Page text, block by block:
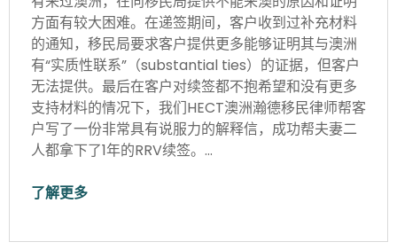
方面有较大困难。在递签期间，客户收到过补充材料
的通知，移民局要求客户提供更多能够证明其与澳洲
有“实质性联系”（substantial ties）的证据，但客户
无法提供。最后在客户对续签都不抱希望和没有更多
支持材料的情况下，我们HECT澳洲瀚德移民律师帮客
户写了一份非常具有说服力的解释信，成功帮夫妻二
人都拿下了1年的RRV续签。…
了解更多